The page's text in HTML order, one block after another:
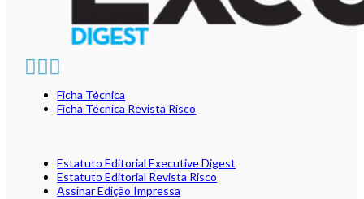
Ficha Técnica
Ficha Técnica Revista Risco
Estatuto Editorial Executive Digest
Estatuto Editorial Revista Risco
Assinar Edição Impressa